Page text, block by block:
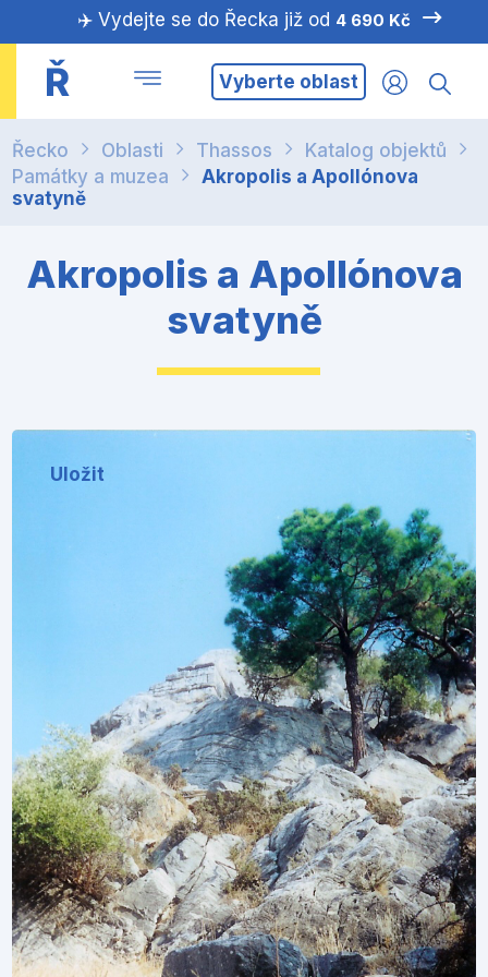
✈️ Vydejte se do Řecka již od 4 690 Kč
Ř Vyberte oblast
Řecko Oblasti Thassos
Katalog objektů
Památky a muzea
Akropolis a Apollónova
svatyně
Akropolis a Apollónova
svatyně
Uložit